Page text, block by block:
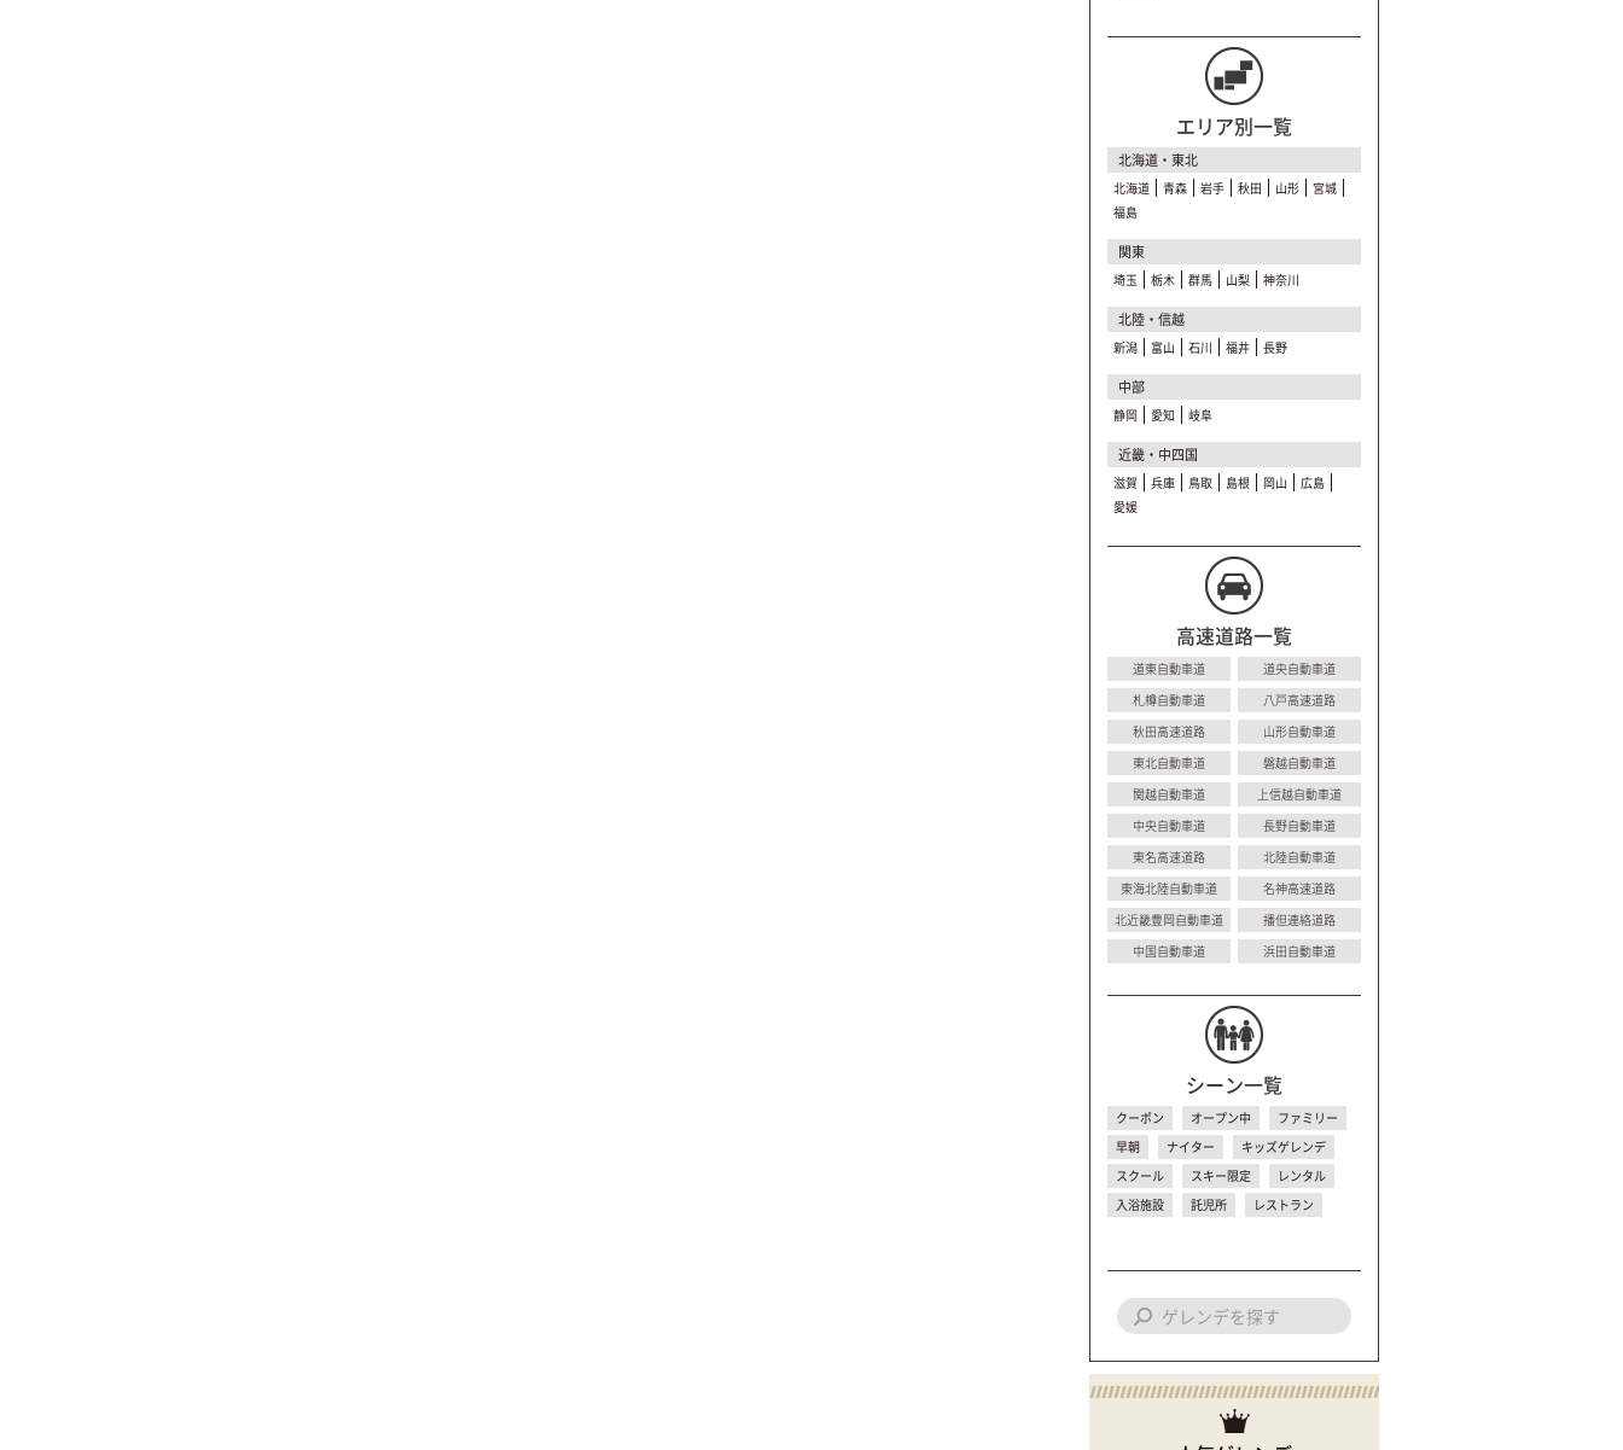
エリア別一覧
北海道・東北
北海道 青森 岩手 秋田 山形
宮城
福島
関東
埼玉 栃木 群馬 山梨 神奈川
北陸・信越
新潟 富山 石川 福井 長野
中部
静岡 愛知 岐阜
近畿・中四国
滋賀 兵庫 鳥取 島根 岡山
広島
愛媛
高速道路一覧
道東自動車道
道央自動車道
札樽自動車道
八戸高速道路
秋田高速道路
山形自動車道
東北自動車道
磐越自動車道
関越自動車道
上信越自動車道
中央自動車道
長野自動車道
東名高速道路
北陸自動車道
東海北陸自動車道
名神高速道路
北近畿豊岡自動車道
播但連絡道路
中国自動車道
浜田自動車道
シーン一覧
クーポン オープン中
ファミリー
早朝
ナイター
キッズゲレンデ
スクール
スキー限定
レンタル
入浴施設
託児所 レストラン